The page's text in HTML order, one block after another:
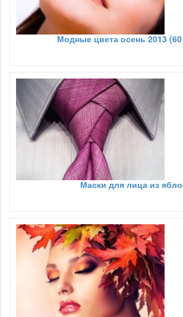
Модные цвета осень 2013
Маски для лица из